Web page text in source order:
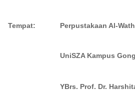
Tempat: Perpustakaan Al-
UniSZA Kampus
YBrs. Prof. Dr.